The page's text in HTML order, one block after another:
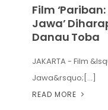
Film
Jawa’
Danau Toba
JAKARTA - Film
Jawa&rsquo;[...]
READ MORE